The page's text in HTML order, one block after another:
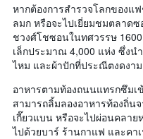
หากต้องการสำรวจโลกของแ
ลมก หรือจะไปเยี่ยมชมตลาด
ชวงศ์โชซอนในทศวรรษ
เล็กประมาณ 4,000 แห่ง ซึ่งน
ไหม และผ้าปักที่ประณีตงดงาม
อาหารตามท้องถนนแทรกซึมเ
สามารถลิ้มลองอาหารท้องถิ่น
เกี๊ยวแบน หรือจะไปผ่อนคลาย
ไปด้วยบาร์ ร้านกาแฟ และคา